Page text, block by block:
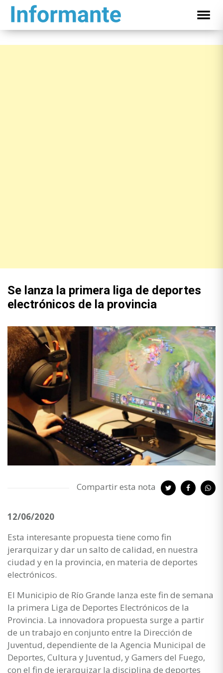
Se lanza la primera liga de deportes
electrónicos de la provincia
Compartir esta nota
12/06/2020
Esta interesante propuesta tiene como fin
jerarquizar y dar un salto de calidad, en nuestra
ciudad y en la provincia, en materia de deportes
electrónicos.
El Municipio de Río Grande lanza este fin de semana
la primera Liga de Deportes Electrónicos de la
Provincia. La innovadora propuesta surge a partir
de un trabajo en conjunto entre la Dirección de
Juventud, dependiente de la Agencia Municipal de
Deportes, Cultura y Juventud, y Gamers del Fuego,
con el fin de jerarquizar la disciplina de deportes